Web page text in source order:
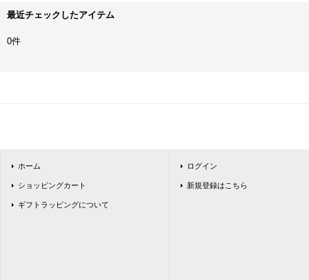
最近チェックしたアイテム
0件
ホーム
ショッピングカート
ギフトラッピングについて
ログイン
新規登録はこちら